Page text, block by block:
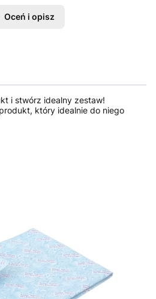
Oceń i opisz
i stwórz idealny zestaw!
który idealnie do niego